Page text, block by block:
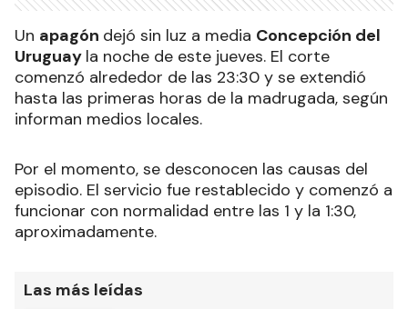
Un apagón dejó sin luz a media Concepción del
Uruguay la noche de este jueves. El corte
comenzó alrededor de las 23:30 y se extendió
hasta las primeras horas de la madrugada, según
informan medios locales.
Por el momento, se desconocen las causas del
episodio. El servicio fue restablecido y comenzó a
funcionar con normalidad entre las 1 y la 1:30,
aproximadamente.
Las más leídas